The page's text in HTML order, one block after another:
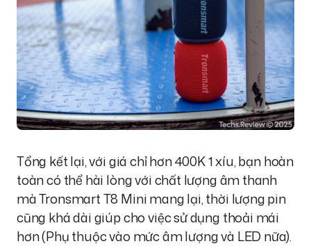
Tổng kết lại, với giá chỉ hơn 400K 1 xíu, bạn hoàn
toàn có thể hài lòng với chất lượng âm thanh
mà Tronsmart T8 Mini mang lại, thời lượng pin
cũng khá dài giúp cho việc sử dụng thoải mái
hơn (Phụ thuộc vào mức âm lượng và LED nữa).